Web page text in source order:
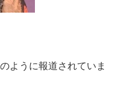
ように報道されていま